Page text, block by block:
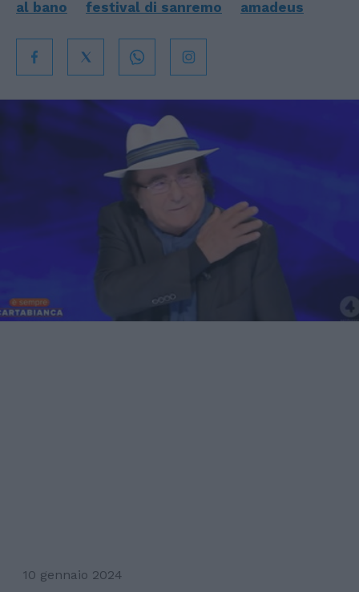
al bano festival di sanremo amadeus
10 gennaio 2024